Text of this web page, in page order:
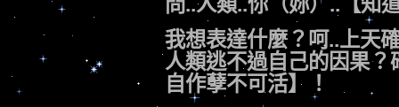
我想表達什麼？呵..上天
人類逃不過自己的因果
自作孽不可活】！